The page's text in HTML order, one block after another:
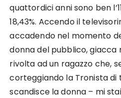
quattordici anni sono ben
18,43%. Accendo il
accadendo nel momento
donna del pubblico, giacca
rivolta ad un ragazzo che,
corteggiando la Tronista di
scandisce la donna – mi